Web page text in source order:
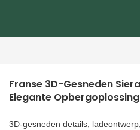
Franse 3D-Gesneden
Elegante Opbergoplossing
3D-gesneden details,